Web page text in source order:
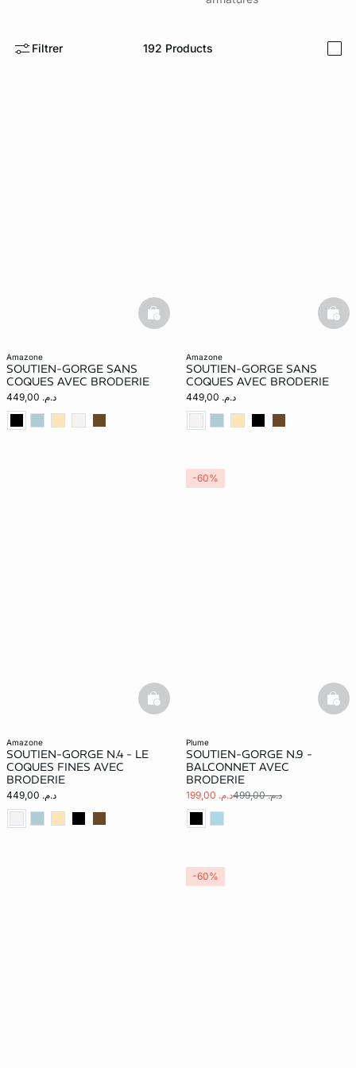
Filtrer 192 Products
amazone
SOUTIEN-GORGE SANS
COQUES AVEC BRODERIE
د.م. 449,00
basketfull
amazone
SOUTIEN-GORGE SANS
COQUES AVEC BRODERIE
د.م. 449,00
amazone
SOUTIEN-GORGE N.4 - LE
COQUES FINES AVEC
BRODERIE
د.م. 449,00
basketfull
plume
SOUTIEN-GORGE N.9 -
BALCONNET AVEC
BRODERIE
د.م. 199,00 د.م. 499,00
-60%
-60%